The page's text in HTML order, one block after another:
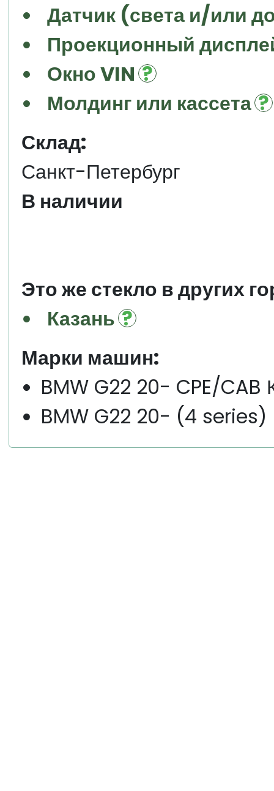
Датчик (света и/или
Проекционный
Окно VIN
Молдинг или кассета
Склад:
Санкт-Петербург
В наличии
Это же стекло в других
Казань
Марки машин:
BMW G22 20- CPE/CAB
BMW G22 20- (4